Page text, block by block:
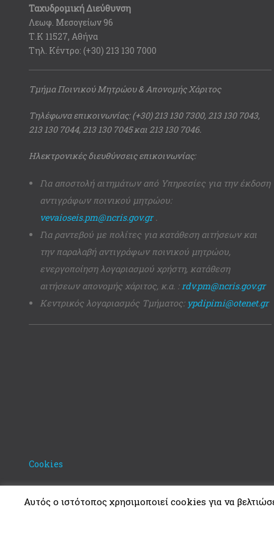
Ταχυδρομική Διεύθυνση
Λεωφ. Μεσογείων 96
Τ.Κ 11527, Αθήνα
Τηλ. Κέντρο: (+30) 213 130 7000
Τμήμα Ποινικού Μητρώου & Απονομής Χάριτος
Τηλέφωνα επικοινωνίας: (+30) 213 130 7300, 213 130 7043,
213 130 7044, 213 130 7045 και 213 130 7046.
Ηλεκτρονικές διευθύνσεις επικοινωνίας:
Για αποστολή αιτημάτων από Υπηρεσίες για την έκδοση
αντιγράφων ποινικού μητρώου:
vevaioseis.pm@ncris.gov.gr.
Για ραντεβού με πολίτες για κατάθεση αιτήσεων και
την παραλαβή αντιγράφων ποινικού μητρώου,
ενεργοποίηση λογαριασμού χρήστη, κατάθεση
αιτήσεων απονομής χάριτος, κ.α. :rdv.pm@ncris.gov.gr
Κεντρικός λογαριασμός Τμήματος: ypdipimi@otenet.gr
Cookies
Αυτός ο ιστότοπος χρησιμοποιεί cookies για να